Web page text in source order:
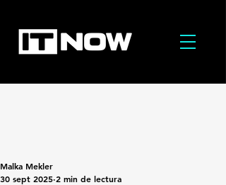
Malka Mekler
30 sept 2025 2 min de lectura